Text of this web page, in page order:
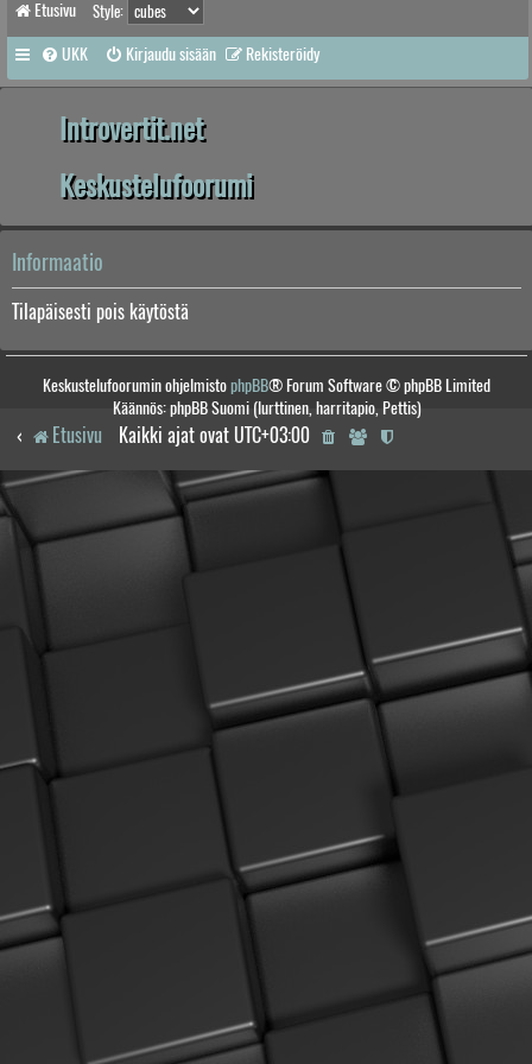
Etusivu Style:
UKK Kirjaudu sisään Rekisteröidy
Introvertit.net
Keskustelufoorumi
Informaatio
Tilapäisesti pois käytöstä
Keskustelufoorumin ohjelmistophpBB® Forum Software © phpBB Limited
Käännös: phpBB Suomi (lurttinen, harritapio, Pettis)
Etusivu Kaikki ajat ovat UTC+03:00